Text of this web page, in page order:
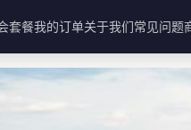
套餐我的订单关于我们常见问题